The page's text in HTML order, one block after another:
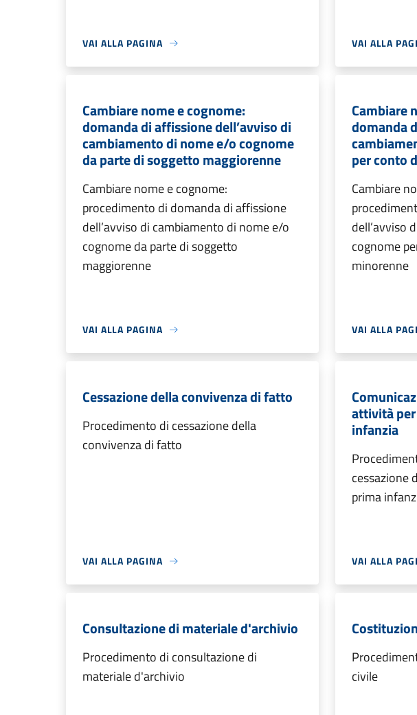
VAI ALLA PAGINA VAI ALLA
Cambiare nome e cognome:
domanda di affissione dell’avviso di
cambiamento di nome e/o cognome
da parte di soggetto maggiorenne
Cambiare nome e cognome:
procedimento di domanda di affissione
dell’avviso di cambiamento di nome e/o
cognome da parte di soggetto
maggiorenne
VAI ALLA PAGINA
Cambiare
domanda
per conto
Cambiare
dell’avviso
cognome
minorenne
VAI ALLA
Cessazione della convivenza di fatto
Procedimento di cessazione della
convivenza di fatto
VAI ALLA PAGINA
attività
infanzia
cessazione
prima
VAI ALLA
Consultazione di materiale d'archivio
Procedimento di consultazione di
materiale d'archivio
civile